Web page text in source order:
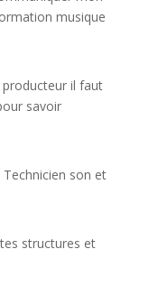
musique
il faut
savoir
Technicien son et
structures et